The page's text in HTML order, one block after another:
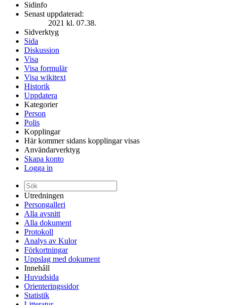
Sidinfo
Senast uppdaterad:
2021 kl. 07.38.
Sidverktyg
Sida
Diskussion
Visa
Visa formulär
Visa wikitext
Historik
Uppdatera
Kategorier
Person
Polis
Kopplingar
Här kommer sidans kopplingar visas
Användarverktyg
Skapa konto
Logga in
Utredningen
Persongalleri
Alla avsnitt
Alla dokument
Protokoll
Analys av Kulor
Förkortningar
Uppslag med dokument
Innehåll
Huvudsida
Orienteringssidor
Statistik